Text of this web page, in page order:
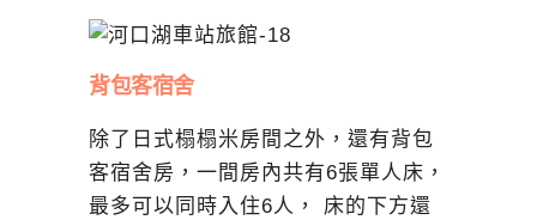
背包客宿舍
除了日式榻榻米房間之外，還有背包
客宿舍房，一間房內共有6張單人床，
最多可以同時入住6人， 床的下方還